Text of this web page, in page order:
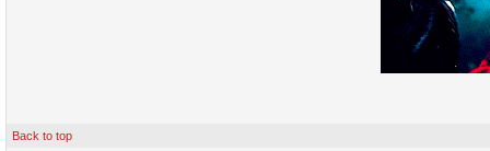
Back to top